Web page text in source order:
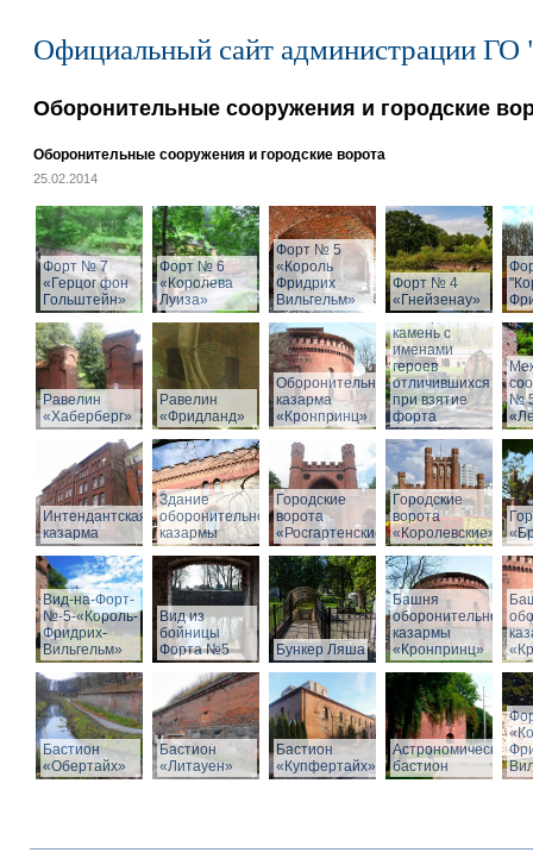
Официальный сайт администрации ГО
Оборонительные сооружения и городские
Оборонительные сооружения и городские ворота
25.02.2014
Форт № 7
«Герцог фон
Гольштейн»
Форт № 6
«Королева
Луиза»
Форт № 5
«Король
Фридрих
Вильгельм»
Форт № 4
«Гнейзенау»
Равелин
«Хаберберг»
Равелин
«Фридланд»
Оборонительная
казарма
«Кронпринц»
Мемориальный
камень с
именами
героев
отличившихся
при взятие
форта
№
Интендантская
казарма
Здание
оборонительной
казармы
Городские
ворота
«Росгартенские»
Городские
ворота
«Королевские»
Вид-на-Форт-
№-5-«Король-
Фридрих-
Вильгельм»
Вид из
бойницы
Форта №5
Бункер Ляша
Башня
оборонительной
казармы
«Кронпринц»
Бастион
«Обертайх»
Бастион
«Литауен»
Бастион
«Купфертайх»
Астрономический
бастион